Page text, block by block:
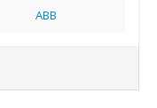
ABB